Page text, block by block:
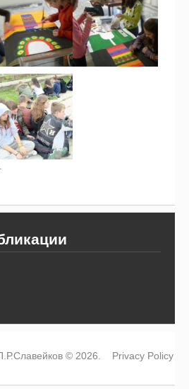
© 2026. Privacy Policy